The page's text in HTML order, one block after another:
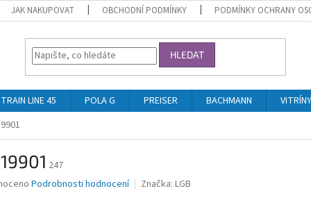
JAK NAKUPOVAT OBCHODNÍ PODMÍNKY PODMÍNKY OCHRANY
HLEDAT
TRAIN LINE 45 POLA G PREISER BACHMANN
247
Podrobnosti hodnocení Značka: LGB